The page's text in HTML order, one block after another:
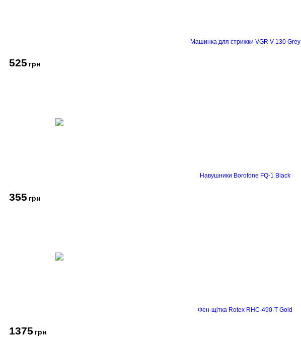
Машинка для стрижки VGR V-130 Grey
525 грн
Навушники Borofone FQ-1 Black
355 грн
Фен-щітка Rotex RHC-490-T Gold
1375 грн